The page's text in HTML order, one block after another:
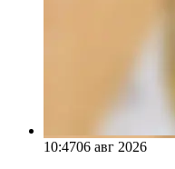
10:4706 авг 2026